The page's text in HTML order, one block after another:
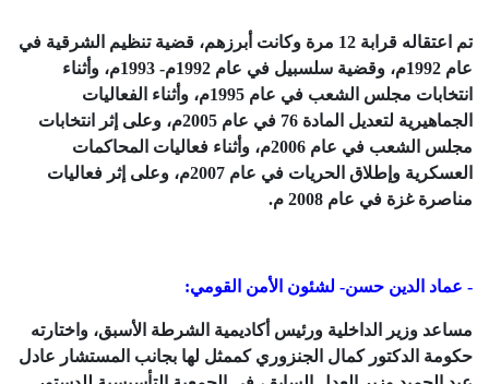
تم اعتقاله قرابة 12 مرة وكانت أبرزهم، قضية تنظيم الشرقية في
عام 1992م، وقضية سلسبيل في عام 1992م- 1993م، وأثناء
انتخابات مجلس الشعب في عام 1995م، وأثناء الفعاليات
الجماهيرية لتعديل المادة 76 في عام 2005م، وعلى إثر انتخابات
مجلس الشعب في عام 2006م، وأثناء فعاليات المحاكمات
العسكرية وإطلاق الحريات في عام 2007م، وعلى إثر فعاليات
مناصرة غزة في عام 2008 م.
- عماد الدين حسن- لشئون الأمن القومي:
مساعد وزير الداخلية ورئيس أكاديمية الشرطة الأسبق، واختارته
حكومة الدكتور كمال الجنزوري كممثل لها بجانب المستشار عادل